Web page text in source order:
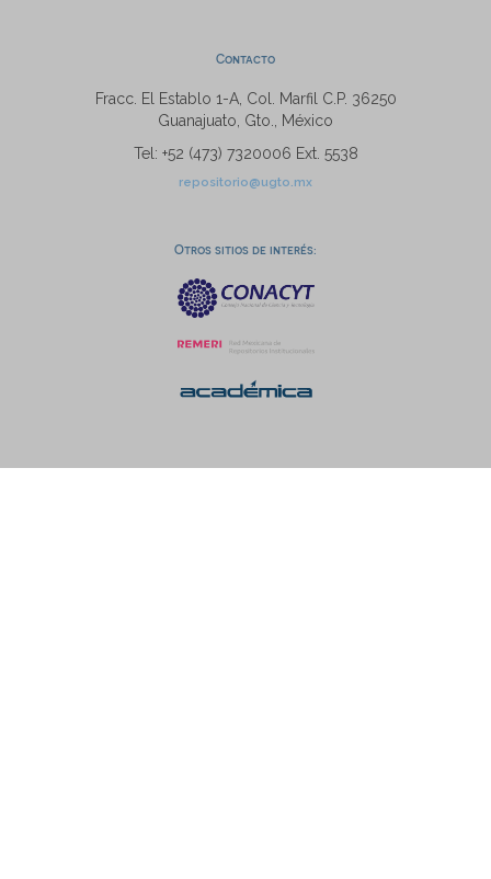
Contacto
Fracc. El Establo 1-A, Col. Marfil C.P. 36250
Guanajuato, Gto., México
Tel: +52 (473) 7320006 Ext. 5538
repositorio@ugto.mx
Otros sitios de interés: